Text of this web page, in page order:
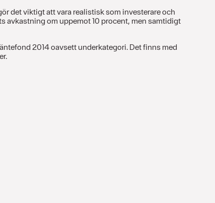
det viktigt att vara realistisk som investerare och
avkastning om uppemot 10 procent, men samtidigt
2014 oavsett underkategori. Det finns med